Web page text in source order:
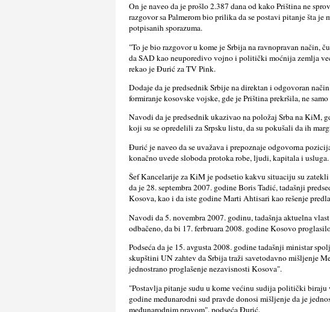
On je naveo da je prošlo 2.387 dana od kako Priština ne
razgovor sa Palmerom bio prilika da se postavi pitanje šta
potpisanih sporazuma.
"To je bio razgovor u kome je Srbija na ravnopravan način,
da SAD kao neuporedivo vojno i politički moćnija zemlјa
rekao je Đurić za TV Pink.
Dodaje da je predsednik Srbije na direktan i odgovoran
formiranje kosovske vojske, gde je Priština prekršila, ne
Navodi da je predsednik ukazivao na položaj Srba na KiM,
koji su se opredelili za Srpsku listu, da su pokušali da ih
Đurić je naveo da se uvažava i prepoznaje odgovorna
konačno uvede sloboda protoka robe, lјudi, kapitala i usluga.
Šef Kancelarije za KiM je podsetio kakvu situaciju su
da je 28. septembra 2007. godine Boris Tadić, tadašnji
Kosova, kao i da iste godine Marti Ahtisari kao rešenje
Navodi da 5. novembra 2007. godinu, tadašnja aktuelna
odbačeno, da bi 17. ferbruara 2008. godine Kosovo
Podseća da je 15. avgusta 2008. godine tadašnji ministar
skupštini UN zahtev da Srbija traži savetodavno mišlјenje
jednostrano proglašenje nezavisnosti Kosova".
"Postavlјa pitanje sudu u kome većinu sudija politički
godine međunarodni sud pravde donosi mišlјenje da je
međunarodnim pravom". podseća Đurić.